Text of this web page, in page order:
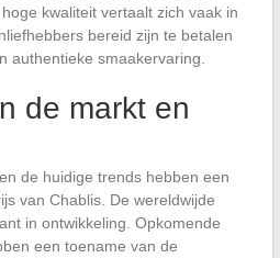
kwaliteit vertaalt zich vaak in
bereid zijn te betalen
authentieke smaakervaring.
de markt en
de huidige trends hebben een
van Chablis. De wereldwijde
in ontwikkeling. Opkomende
een toename van de